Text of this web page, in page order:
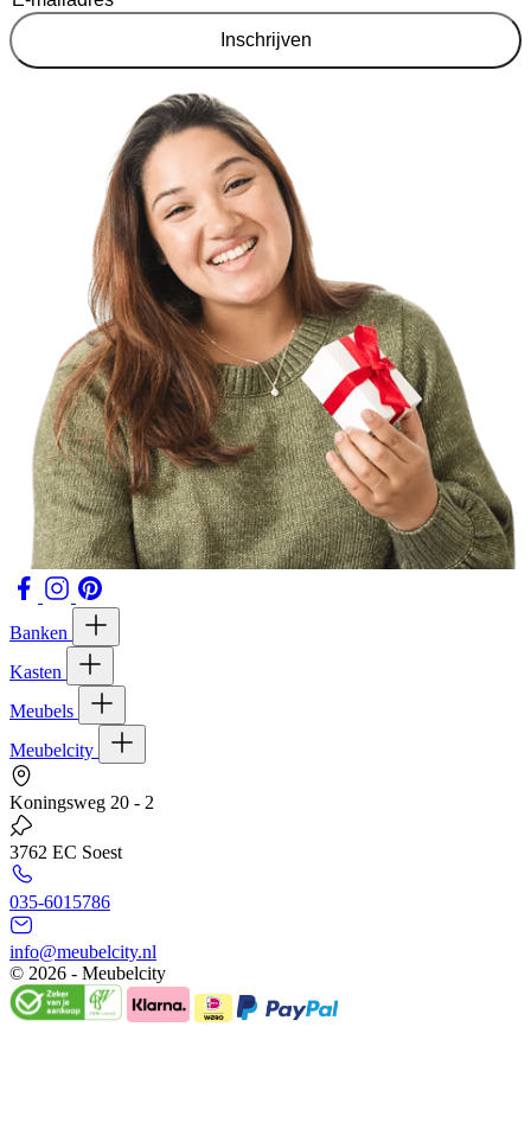
Inschrijven
Banken
Kasten
Meubels
Meubelcity
Koningsweg 20 - 2
3762 EC Soest
035-6015786
info@meubelcity.nl
© 2026 - Meubelcity